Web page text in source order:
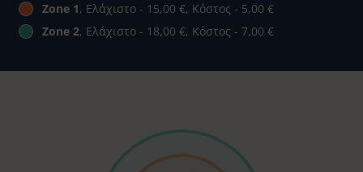
Zone 1, Ελάχιστο - 15,00 €, Κόστος - 5,00 €
Zone 2, Ελάχιστο - 18,00 €, Κόστος - 7,00 €